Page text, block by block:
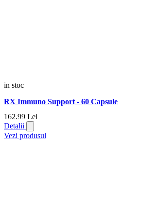
in stoc
RX Immuno Support - 60 Capsule
162.99 Lei
Detalii
Vezi produsul